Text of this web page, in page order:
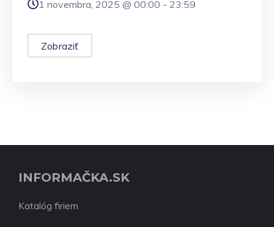
1 novembra, 2025 @ 00:00 - 23:59
Zobraziť
INFORMAČKA.SK
Katalóg firiem